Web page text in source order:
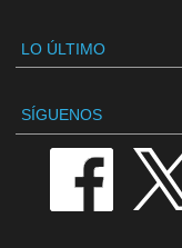
LO ÚLTIMO
SÍGUENOS